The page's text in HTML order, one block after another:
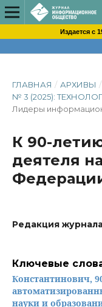
Издается с
ГЛАВНАЯ / АРХИВЫ /
№ 3 (2025):
Лидеры
К 90-
деятеля
Редакция
Ключевые
Константинович,
науки и